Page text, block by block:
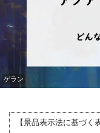
ゲラン
【景品表示法に基づく